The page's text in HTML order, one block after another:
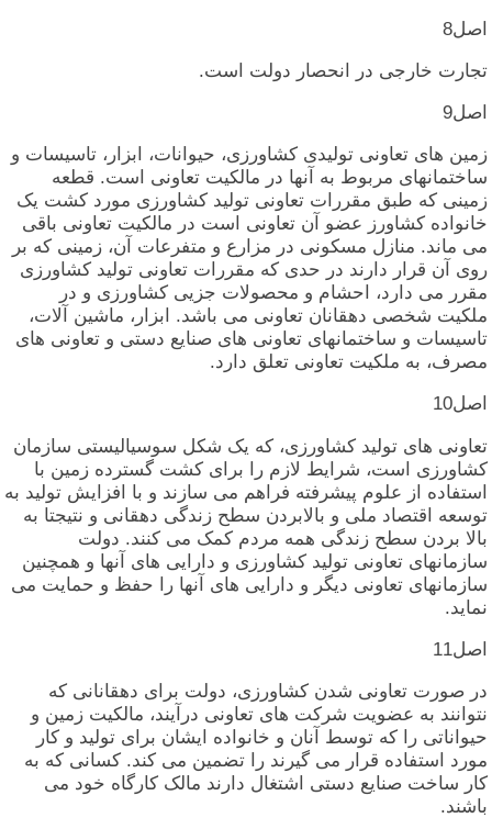
اصل‏8
تجارت‏ خارجی‏ در انحصار دولت‏ است‏.
اصل‏9
زمین‏ های‏ تعاونی‏ تولیدی‏ کشاورزی‏، حیوانات‏، ابزار، تاسیسات‏ و
ساختمانهای‏ مربوط به‏ آنها در مالکیت‏ تعاونی‏ است‏. قطعه‏
زمینی‏ که‏ طبق‏ مقررات‏ تعاونی‏ تولید کشاورزی‏ مورد کشت‏ یک‏
خانواده‏ کشاورز عضو آن‏ تعاونی‏ است‏ در مالکیت‏ تعاونی‏ باقی‏
می‏ ماند. منازل‏ مسکونی‏ در مزارع‏ و متفرعات‏ آن‏، زمینی‏ که‏ بر
روی‏ آن‏ قرار دارند در حدی‏ که‏ مقررات‏ تعاونی‏ تولید کشاورزی‏
مقرر می‏ دارد، احشام‏ و محصولات‏ جزیی‏ کشاورزی‏ و در
ملکیت‏ شخصی‏ دهقانان‏ تعاونی‏ می‏ باشد. ابزار، ماشین‏ آلات‏،
تاسیسات‏ و ساختمانهای‏ تعاونی‏ های‏ صنایع دستی‏ و تعاونی‏ های‏
مصرف‏، به‏ ملکیت‏ تعاونی‏ تعلق‏ دارد.
اصل‏10
تعاونی‏ های‏ تولید کشاورزی‏، که‏ یک‏ شکل‏ سوسیالیستی‏ سازمان‏
کشاورزی‏ است‏، شرایط لازم‏ را برای‏ کشت‏ گسترده‏ زمین‏ با
استفاده‏ از علوم‏ پیشرفته‏ فراهم‏ می‏ سازند و با افزایش‏ تولید به‏
توسعه‏ اقتصاد ملی‏ و بالابردن‏ سطح‏ زندگی‏ دهقانی‏ و نتیجتا به‏
بالا بردن‏ سطح‏ زندگی‏ همه‏ مردم‏ کمک‏ می‏ کنند. دولت‏
سازمانهای‏ تعاونی‏ تولید کشاورزی‏ و دارایی‏ های‏ آنها و همچنین‏
سازمانهای‏ تعاونی‏ دیگر و دارایی‏ های‏ آنها را حفظ و حمایت‏ می‏
نماید.
اصل‏11
در صورت‏ تعاونی‏ شدن‏ کشاورزی‏، دولت‏ برای‏ دهقانانی‏ که‏
نتوانند به‏ عضویت‏ شرکت‏ های‏ تعاونی‏ درآیند، مالکیت‏ زمین‏ و
حیواناتی‏ را که‏ توسط آنان‏ و خانواده‏ ایشان‏ برای‏ تولید و کار
مورد استفاده‏ قرار می‏ گیرند را تضمین‏ می‏ کند. کسانی‏ که‏ به‏
کار ساخت‏ صنایع دستی‏ اشتغال‏ دارند مالک‏ کارگاه‏ خود می‏
باشند.